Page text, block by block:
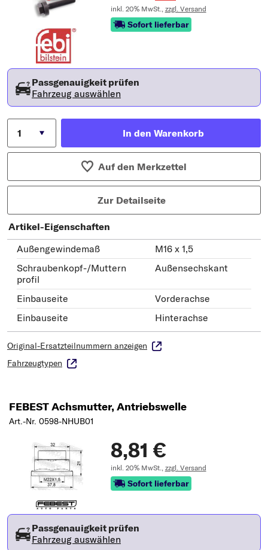
inkl. 20% MwSt., zzgl. Versand
Sofort lieferbar
Passgenauigkeit prüfen
Fahrzeug auswählen
In den Warenkorb
Auf den Merkzettel
Zur Detailseite
Artikel-Eigenschaften
Außengewindemaß
M16 x 1,5
Schraubenkopf-/Muttern
profil
Außensechskant
Einbauseite
Vorderachse
Einbauseite
Hinterachse
Original-Ersatzteilnummern anzeigen
Fahrzeugtypen
FEBEST Achsmutter, Antriebswelle
Art.-Nr. 0598-NHUB01
8,81 €
inkl. 20% MwSt., zzgl. Versand
Sofort lieferbar
Passgenauigkeit prüfen
Fahrzeug auswählen